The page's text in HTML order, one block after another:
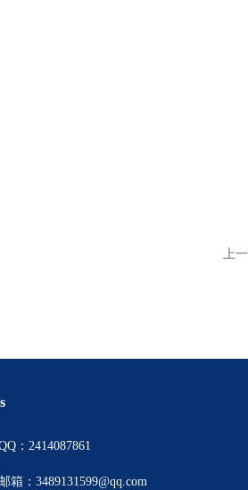
上
：2414087861
箱：3489131599@qq.com